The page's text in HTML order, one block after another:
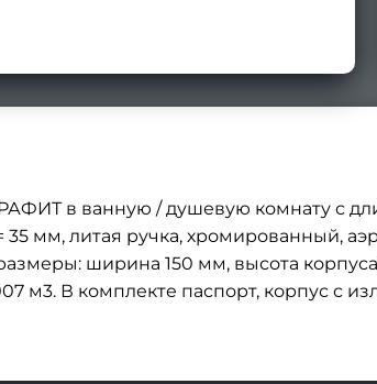
в ванную / душевую комнату с
мм, литая ручка, хромированный,
ширина 150 мм, высота
м3. В комплекте паспорт, корпус с